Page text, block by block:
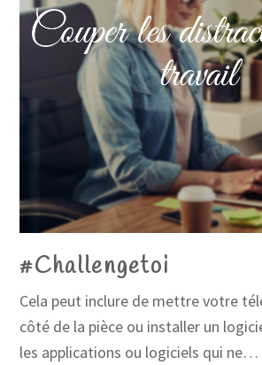
#Challengetoi
Cela peut inclure de mettre votre
côté de la pièce ou installer un
les applications ou logiciels qui ne…